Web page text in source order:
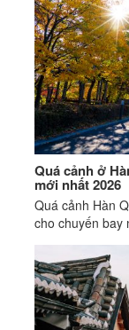
Quá cảnh ở
mới nhất 2026
Quá cảnh Hàn
cho chuyến bay